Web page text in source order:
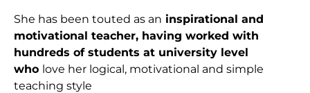
She has been touted as an inspirational and
motivational teacher, having worked with
hundreds of students at university level
who love her logical, motivational and simple
teaching style